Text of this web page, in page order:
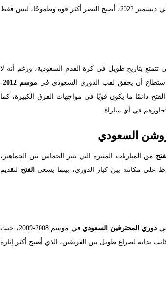
في ديسمبر 2022، أصبح النصر أكثر قوة وطموحًا، ليس فقط
أحد الأندية التي تتمتع بتاريخ طويل في كرة القدم السعودية، ورغم أنه لا
استطاع أن يحقق لقب الدوري السعودي في
موسم 2012-
دائمًا ما يكون قويًا في مواجهات الفرق الكبيرة، كما
في أي مباراة.
السعودي
من المباريات المثيرة التي تثير الحماس بين الجماهير،
على مكانته بين كبار الدوري، بينما يسعى الفتح لتقديم
دوري المحترفين السعودي
في موسم 2008-2009، حيث
كانت بداية لصراع طويل بين الفريقين، الذي أصبح أكثر إثارة